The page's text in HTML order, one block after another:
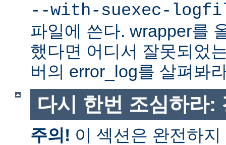
--with-suexec-
파일에 쓴다. wrapper를
했다면 어디서 잘못되었
버의 error_log를 살펴봐
다시 한번 조심하라:
주의! 이 섹션은 완전하